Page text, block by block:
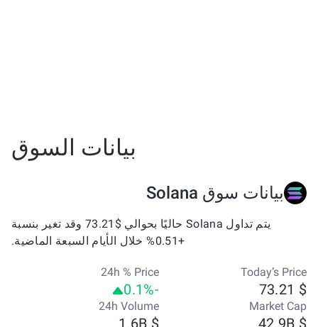
بيانات السوق
بيانات سوق Solana
يتم تداول Solana حاليًا بحوالي $73.21 وقد تغير بنسبة
+0.51% خلال الأيام السبعة الماضية.
Today’s Price
$ 73.21
24h % Price
-0.1%
Market Cap
$ 42.9B
24h Volume
$ 1.6B